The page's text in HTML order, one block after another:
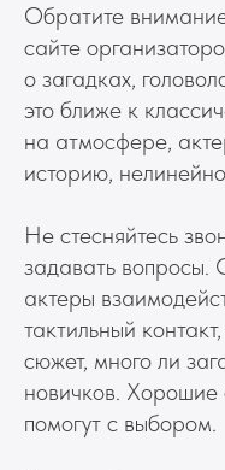
Обратите
сайте
о загадках,
это ближе к
на атмосфере,
историю,
Не стесняйтесь
задавать вопросы.
актеры
тактильный
сюжет, много ли
новичков. Хорошие
помогут с выбором.